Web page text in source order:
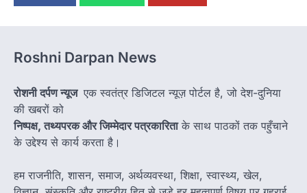
Roshni Darpan News
रोशनी दर्पण न्यूज एक स्वतंत्र डिजिटल न्यूज़ पोर्टल है, जो देश-दुनिया
की खबरों को
निष्पक्ष, तथ्यपरक और जिम्मेदार पत्रकारिताके साथ पाठकों तक पहुँचाने
के उद्देश्य से कार्य करता है।
हम राजनीति, शासन, समाज, अर्थव्यवस्था, शिक्षा, स्वास्थ्य, खेल,